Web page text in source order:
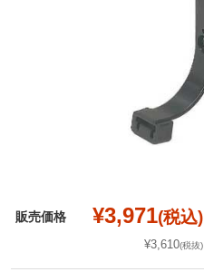
販売価格 ¥3,971(税込)
¥3,610(税抜)